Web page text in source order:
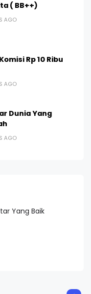
( BB++)
AGO
Rp 10 Ribu
AGO
Dunia Yang
AGO
Yang Baik